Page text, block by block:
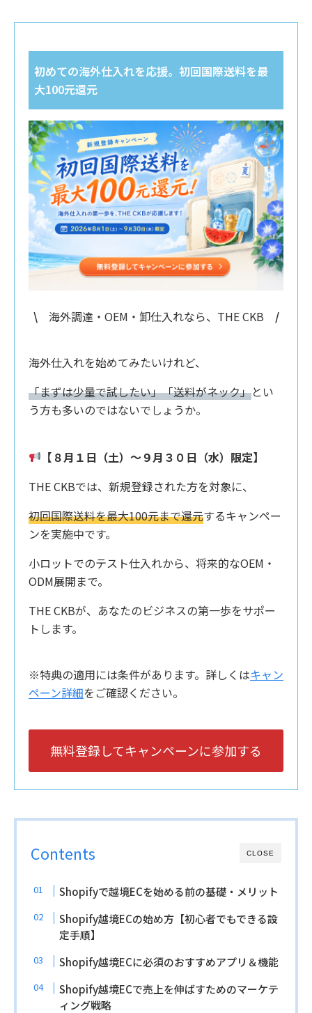
初めての海外仕入れを応援。初回国際送料を最
大100元還元
\ 海外調達・OEM・卸仕入れなら、THE CKB /
海外仕入れを始めてみたいけれど、
「まずは少量で試したい」「送料がネック」とい
う方も多いのではないでしょうか。
【８月１日（土）〜９月３０日（水）限定】
THE CKBでは、新規登録された方を対象に、
初回国際送料を最大100元まで還元するキャンペー
ンを実施中です。
小ロットでのテスト仕入れから、将来的なOEM・
ODM展開まで。
THE CKBが、あなたのビジネスの第一歩をサポー
トします。
※特典の適用には条件があります。詳しくはキャン
ペーン詳細をご確認ください。
無料登録してキャンペーンに参加する
CLOSE
Contents
Shopifyで越境ECを始める前の基礎・メリット
Shopify越境ECの始め方【初心者でもできる設
定手順】
Shopify越境ECに必須のおすすめアプリ＆機能
Shopify越境ECで売上を伸ばすためのマーケテ
ィング戦略